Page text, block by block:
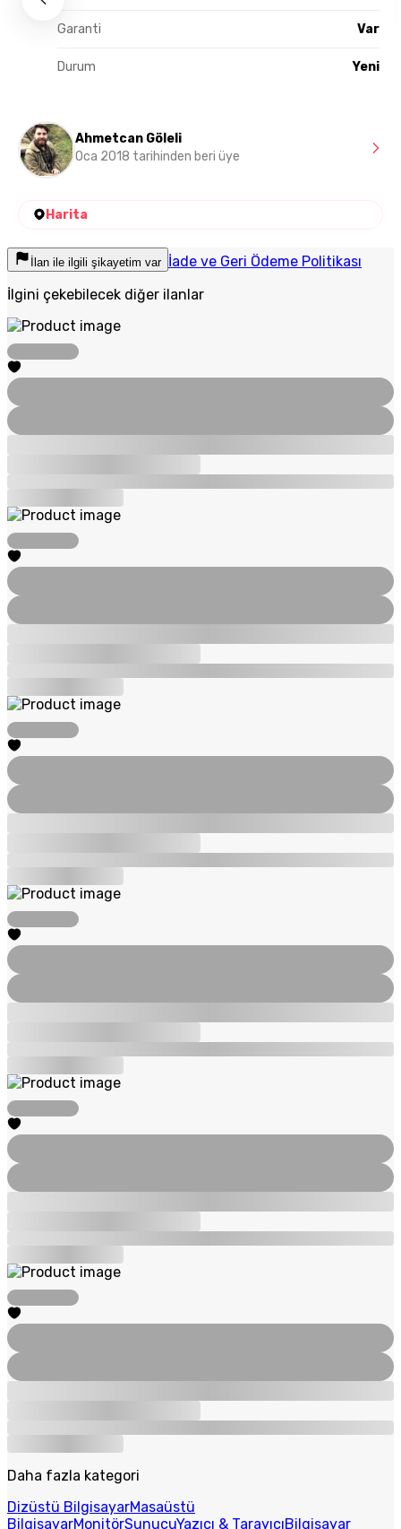
Garanti Var
Durum Yeni
Ahmetcan Göleli
Oca 2018 tarihinden beri üye
Harita
İlan ile ilgili şikayetim var İade ve Geri Ödeme Politikası
İlgini çekebilecek diğer ilanlar
Daha fazla kategori
Dizüstü BilgisayarMasaüstü
BilgisayarMonitörSunucuYazıcı & TarayıcıBilgisayar